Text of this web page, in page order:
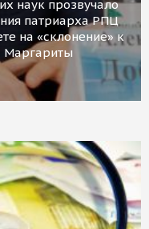
наук прозвучало
патриарха РПЦ
на «склонение» к
Маргариты